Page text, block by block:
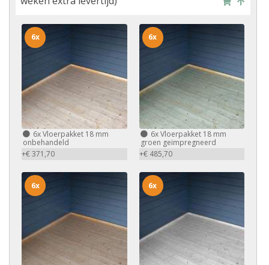
6xVloerpakket 18 mm
onbehandeld
+€ 371,70
6x
6xVloerpakket 18 mm
groen geïmpregneerd
+€ 485,70
6x
6x 6x